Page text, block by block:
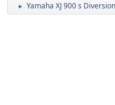
► Yamaha XJ 900 s Diversion